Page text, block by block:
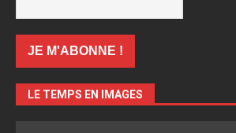
LE TEMPS EN IMAGES